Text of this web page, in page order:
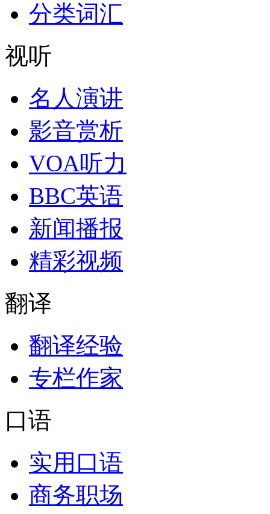
分类词汇
视听
名人演讲
影音赏析
VOA听力
BBC英语
新闻播报
精彩视频
翻译
翻译经验
专栏作家
口语
实用口语
商务职场